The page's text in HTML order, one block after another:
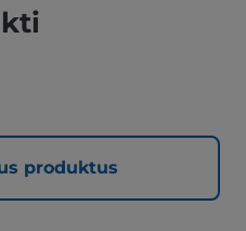
produktus